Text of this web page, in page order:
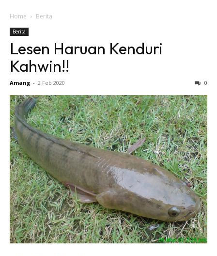
Home Berita
Berita
Lesen Haruan Kenduri
Kahwin!!
Amang - 2 Feb 2020 0